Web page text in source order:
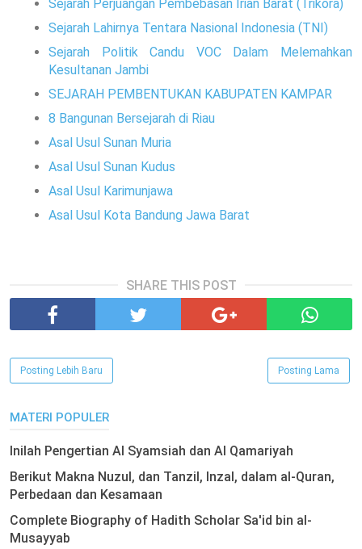
Sejarah Perjuangan Pembebasan Irian Barat (Trikora)
Sejarah Lahirnya Tentara Nasional Indonesia (TNI)
Sejarah Politik Candu VOC Dalam Melemahkan
Kesultanan Jambi
SEJARAH PEMBENTUKAN KABUPATEN KAMPAR
8 Bangunan Bersejarah di Riau
Asal Usul Sunan Muria
Asal Usul Sunan Kudus
Asal Usul Karimunjawa
Asal Usul Kota Bandung Jawa Barat
SHARE THIS POST
Posting Lebih Baru Posting Lama
MATERI POPULER
Inilah Pengertian Al Syamsiah dan Al Qamariyah
Berikut Makna Nuzul, dan Tanzil, Inzal, dalam al-Quran,
Perbedaan dan Kesamaan
Complete Biography of Hadith Scholar Sa'id bin al-
Musayyab